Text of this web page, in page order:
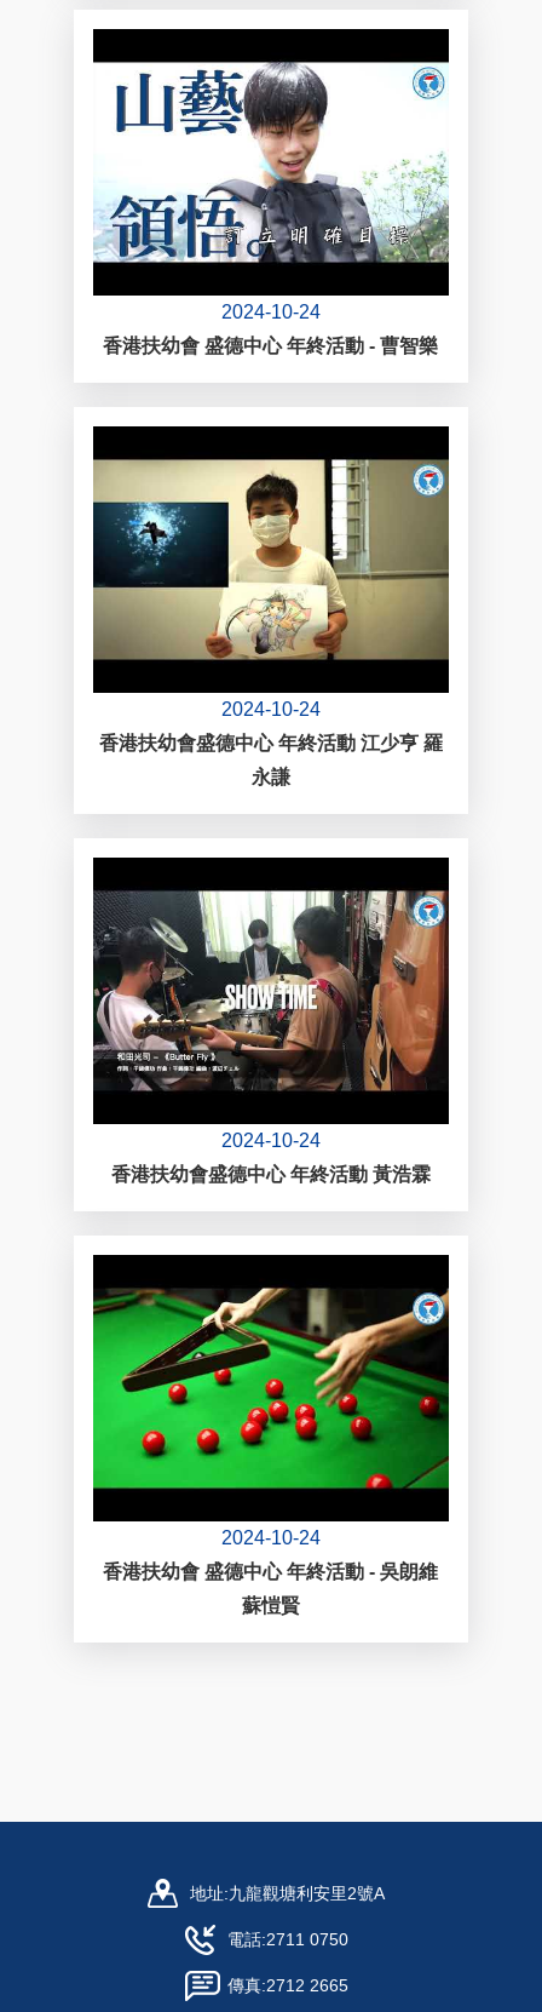
2024-10-24
香港扶幼會 盛德中心 年終活動 - 曹智樂
2024-10-24
香港扶幼會盛德中心 年終活動 江少亨 羅
永謙
2024-10-24
香港扶幼會盛德中心 年終活動 黃浩霖
2024-10-24
香港扶幼會 盛德中心 年終活動 - 吳朗維
蘇愷賢
地址:九龍觀塘利安里2號A
電話:2711 0750
傳真:2712 2665